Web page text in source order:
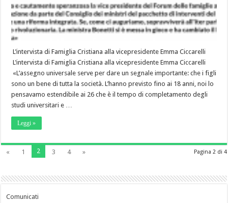
L’intervista di Famiglia Cristiana alla vicepresidente Emma Ciccarelli
L’intervista di Famiglia Cristiana alla vicepresidente Emma Ciccarelli
«L’assegno universale serve per dare un segnale importante: che i figli
sono un bene di tutta la società. L’hanno previsto fino ai 18 anni, noi lo
pensavamo estendibile ai 26 che è il tempo di completamento degli
studi universitari e …
Leggi »
Pagina 2 di 4
« 1 2 3 4 »
Comunicati